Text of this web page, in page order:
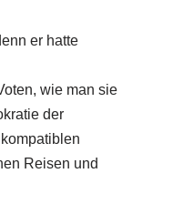
er hatte
wie man sie
der
Reisen und